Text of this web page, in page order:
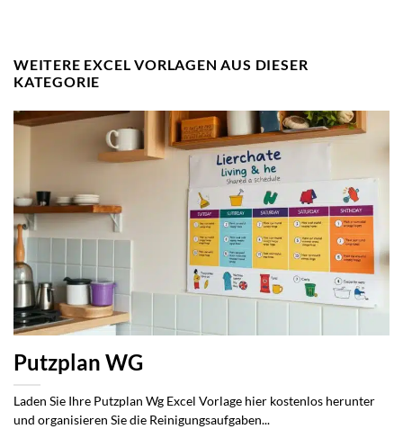
WEITERE EXCEL VORLAGEN AUS DIESER
KATEGORIE
Putzplan WG
Laden Sie Ihre Putzplan Wg Excel Vorlage hier kostenlos herunter
und organisieren Sie die Reinigungsaufgaben...